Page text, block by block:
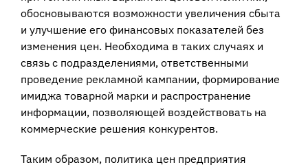
обосновываются возможности увеличения сбыта
и улучшение его финансовых показателей без
изменения цен. Необходима в таких случаях и
связь с подразделениями, ответственными
проведение рекламной кампании, формирование
имиджа товарной марки и распространение
информации, позволяющей воздействовать на
коммерческие решения конкурентов.
Таким образом, политика цен предприятия